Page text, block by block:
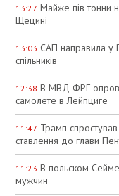
13:27 Майже пів тонни
Щецині
13:03 САП направила у
спільників
12:38 В МВД ФРГ
самолете в Лейпциге
11:47 Трамп
ставлення до глави
11:23 В польском
мужчин